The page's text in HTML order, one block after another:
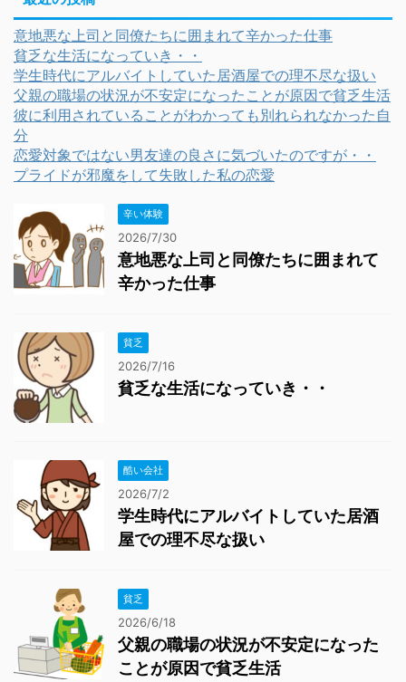
意地悪な上司と同僚たちに囲まれて辛かった仕事
貧乏な生活になっていき・・
学生時代にアルバイトしていた居酒屋での理不尽な扱い
父親の職場の状況が不安定になったことが原因で貧乏生活
彼に利用されていることがわかっても別れられなかった自
分
恋愛対象ではない男友達の良さに気づいたのですが・・
プライドが邪魔をして失敗した私の恋愛
辛い体験
2026/7/30
意地悪な上司と同僚たちに囲まれて
辛かった仕事
貧乏
2026/7/16
貧乏な生活になっていき・・
酷い会社
2026/7/2
学生時代にアルバイトしていた居酒
屋での理不尽な扱い
貧乏
2026/6/18
父親の職場の状況が不安定になった
ことが原因で貧乏生活